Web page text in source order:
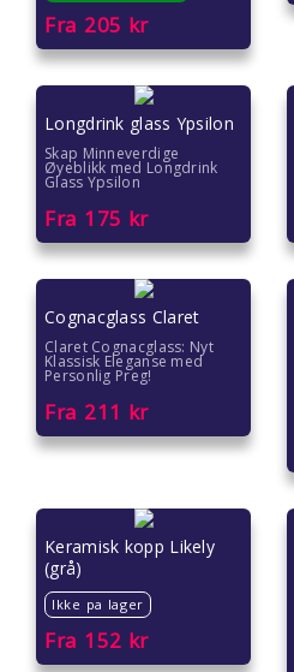
Fra 205 kr
Longdrink glass Ypsilon
Skap Minneverdige
Øyeblikk med Longdrink
Glass Ypsilon
Fra 175 kr
Cognacglass Claret
Claret Cognacglass: Nyt
Klassisk Eleganse med
Personlig Preg!
Fra 211 kr
Keramisk kopp Likely
(grå)
Ikke pa lager
Fra 152 kr